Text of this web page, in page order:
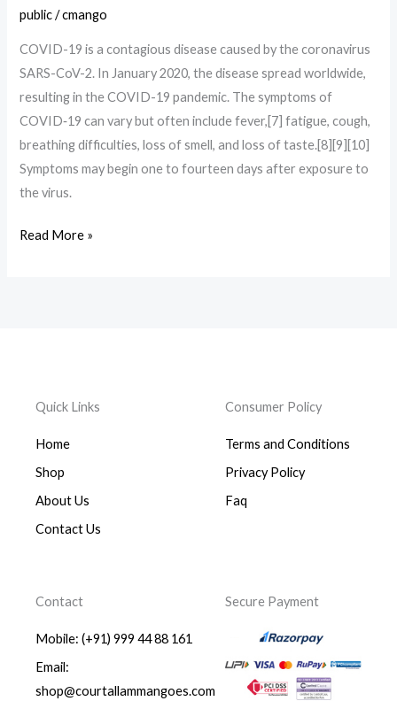
public/cmango
COVID-19 is a contagious disease caused by the coronavirus
SARS-CoV-2. In January 2020, the disease spread worldwide,
resulting in the COVID-19 pandemic. The symptoms of
COVID‑19 can vary but often include fever,[7] fatigue, cough,
breathing difficulties, loss of smell, and loss of taste.[8][9][10]
Symptoms may begin one to fourteen days after exposure to
the virus.
2019
Read More »
Quick Links
Home
Shop
About Us
Contact Us
Consumer Policy
Terms and Conditions
Privacy Policy
Faq
Contact
Mobile: (+91) 999 44 88 161
Email:
shop@courtallammangoes.com
Secure Payment